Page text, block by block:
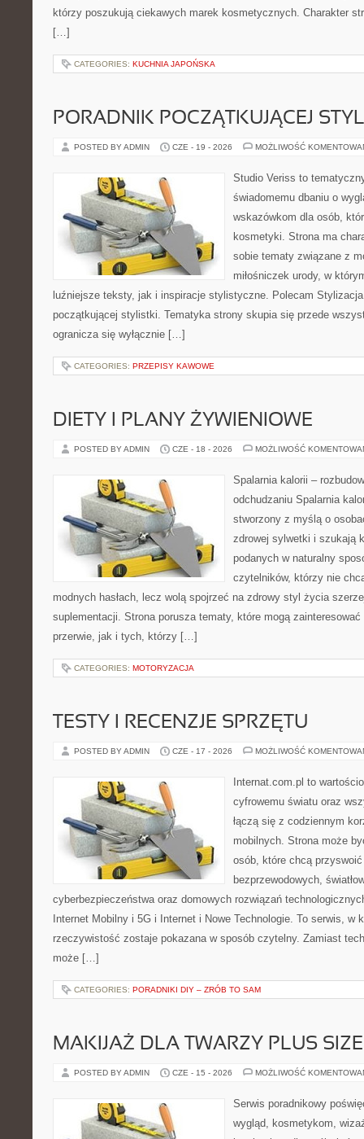
którzy poszukują ciekawych marek kosmetycznych. Charakter
[…]
CATEGORIES: KUCHNIA JAPOŃSKA
PORADNIK POCZĄTKUJĄCEJ
POSTED BY ADMIN CZE - 19 - 2026 MOŻLIWOŚĆ
Studio Veriss to
świadomemu dbaniu o
wskazówkom dla osób,
kosmetyki. Strona ma
sobie tematy związane z
miłośniczek urody, w
luźniejsze teksty, jak i inspiracje stylistyczne. Polecam
początkującej stylistki. Tematyka strony skupia się przede
ogranicza się wyłącznie […]
CATEGORIES: PRZEPISY KAWOWE
DIETY I PLANY ŻYWIENIOWE
POSTED BY ADMIN CZE - 18 - 2026 MOŻLIWOŚĆ
Spalarnia kalorii –
odchudzaniu Spalarnia
stworzony z myślą o
zdrowej sylwetki i szukają
podanych w naturalny
czytelników, którzy nie
modnych hasłach, lecz wolą spojrzeć na zdrowy styl życia
suplementacji. Strona porusza tematy, które mogą
przerwie, jak i tych, którzy […]
CATEGORIES: MOTORYZACJA
TESTY I RECENZJE SPRZĘTU
POSTED BY ADMIN CZE - 17 - 2026 MOŻLIWOŚĆ
Internat.com.pl to
cyfrowemu światu oraz
łączą się z codziennym
mobilnych. Strona może
osób, które chcą
bezprzewodowych,
cyberbezpieczeństwa oraz domowych rozwiązań
Internet Mobilny i 5G i Internet i Nowe Technologie. To serwis, w
rzeczywistość zostaje pokazana w sposób czytelny. Zamiast
może […]
CATEGORIES: PORADNIKI DIY – ZRÓB TO SAM
MAKIJAŻ DLA TWARZY PLUS SIZE
POSTED BY ADMIN CZE - 15 - 2026 MOŻLIWOŚĆ
Serwis poradnikowy
wygląd, kosmetykom,